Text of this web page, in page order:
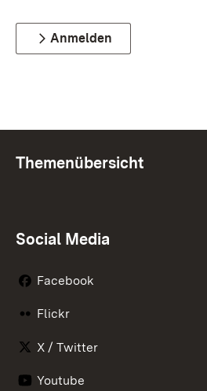
Anmelden
Themenübersicht
Social Media
Facebook
Flickr
X / Twitter
Youtube